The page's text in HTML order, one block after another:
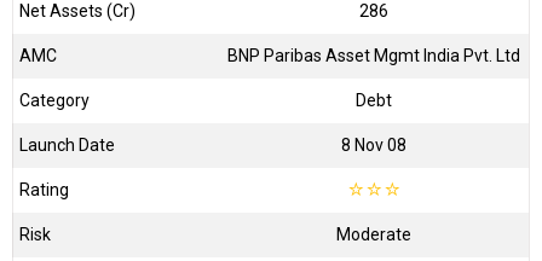
Net Assets (Cr) ₹286
AMC BNP Paribas Asset Mgmt India Pvt. Ltd
Category Debt
Launch Date 8 Nov 08
Rating ☆☆☆
Risk Moderate